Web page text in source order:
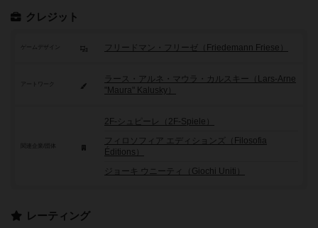
クレジット
ゲームデザイン フリードマン・フリーゼ（Friedemann Friese）
アートワーク
ラース・アルネ・マウラ・カルスキー（Lars-Arne
"Maura" Kalusky）
2F-シュピーレ（2F-Spiele）
フィロソフィア エディションズ（Filosofia
Éditions）
ジョーキ ウニーティ（Giochi Uniti）
レーティング